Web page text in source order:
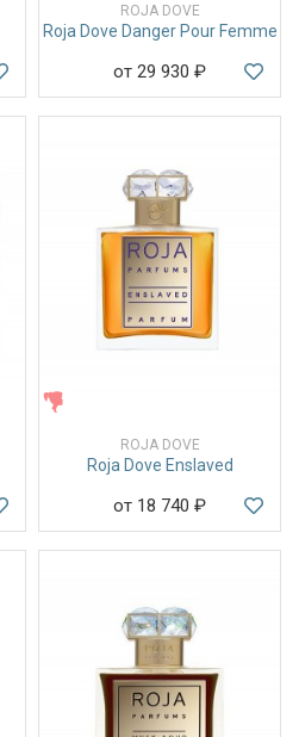
ROJA DOVE
Roja Dove Danger Pour Femme
от 29 930 ₽
ROJA DOVE
Roja Dove Enslaved
от 18 740 ₽